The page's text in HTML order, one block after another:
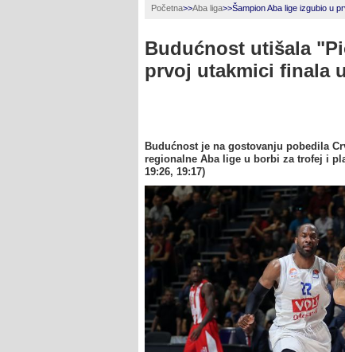
Početna>>Aba liga>>Šampion Aba lige izgubio u
Budućnost utišala
prvoj utakmici finala
Budućnost je na gostovanju pobedila
regionalne Aba lige u borbi za trofej i
19:26, 19:17)